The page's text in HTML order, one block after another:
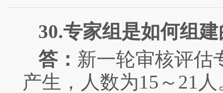
30.专家组是如何组建
答： 新一轮审核评估
产生，人数为15 ～ 21